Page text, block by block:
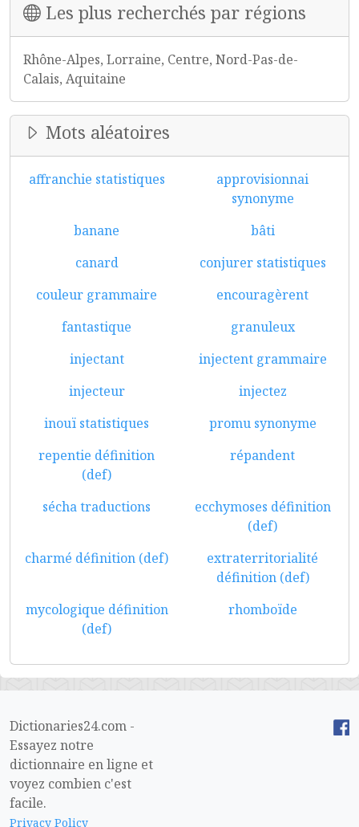
Les plus recherchés par régions
Rhône-Alpes, Lorraine, Centre, Nord-Pas-de-
Calais, Aquitaine
Mots aléatoires
affranchie statistiques
approvisionnai
synonyme
banane
bâti
canard
conjurer statistiques
couleur grammaire
encouragèrent
fantastique
granuleux
injectant
injectent grammaire
injecteur
injectez
inouï statistiques
promu synonyme
repentie définition
(def)
répandent
sécha traductions
ecchymoses définition
(def)
charmé définition (def)
extraterritorialité
définition (def)
mycologique définition
(def)
rhomboïde
Dictionaries24.com -
Essayez notre
dictionnaire en ligne et
voyez combien c'est
facile.
Privacy Policy